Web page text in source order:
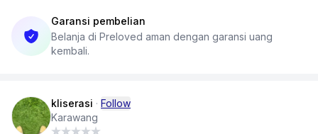
Garansi pembelian
Belanja di Preloved aman dengan garansi uang
kembali.
kliserasi · Follow
Karawang